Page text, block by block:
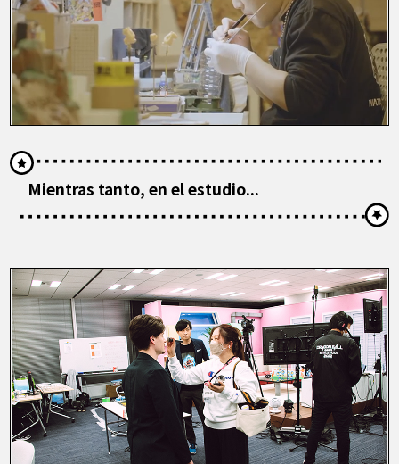
Mientras tanto, en el estudio...